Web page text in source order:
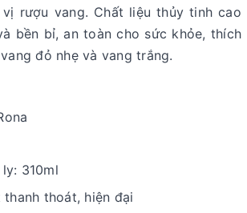
rượu vang. Chất liệu thủy tinh cao
bền bỉ, an toàn cho sức khỏe, thích
đỏ nhẹ và vang trắng.
310ml
thoát, hiện đại